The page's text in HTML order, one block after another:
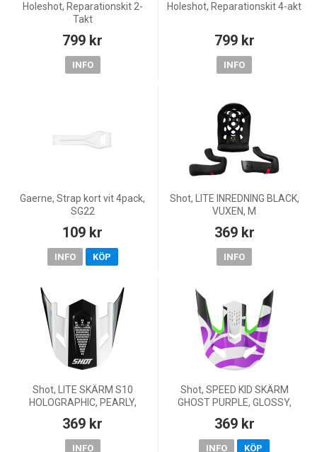
Holeshot, Reparationskit 2-
Takt
799 kr
INFO
Holeshot, Reparationskit 4-akt
799 kr
INFO
Gaerne, Strap kort vit 4pack,
SG22
109 kr
INFO KÖP
Shot, LITE INREDNING BLACK,
VUXEN, M
369 kr
INFO
Shot, LITE SKÄRM S10
HOLOGRAPHIC, PEARLY,
369 kr
INFO
Shot, SPEED KID SKÄRM
GHOST PURPLE, GLOSSY,
369 kr
INFO KÖP